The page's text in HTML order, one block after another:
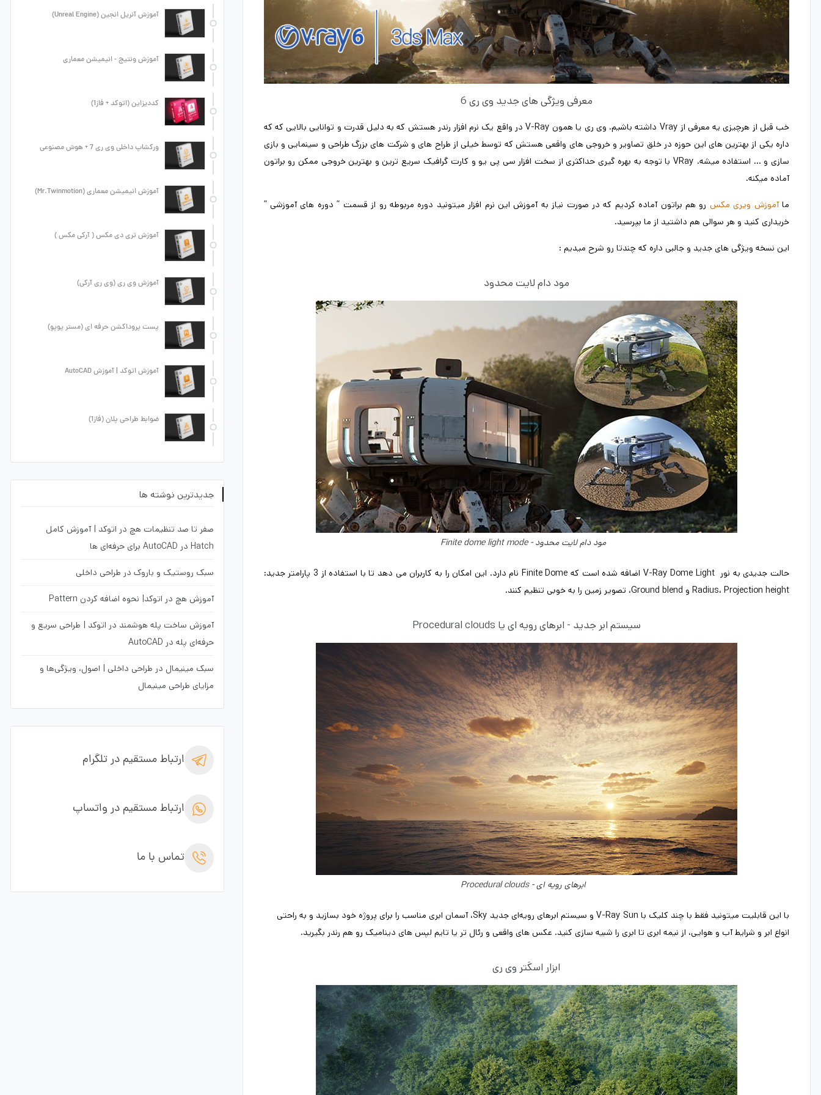
معرفی ویژگی های جدید وی ری 6
خب قبل از هرچیزی یه معرفی از Vray داشته باشیم. وی ری یا همون V-Ray در واقع یک نرم افزار رندر هستش که به دلیل قدرت و توانایی بالایی که که
داره یکی از بهترین های این حوزه در خلق تصاویر و خروجی های واقعی هستش که توسط خیلی از طراح های و شرکت های بزرگ طراحی و سینمایی و بازی
سازی و … استفاده میشه. VRay با توجه به بهره گیری حداکثری از سخت افزار سی پی یو و کارت گرافیک سریع ترین و بهترین خروجی ممکن رو براتون
آماده میکنه.
ماآموزش ویری مکس رو هم براتون آماده کردیم که در صورت نیاز به آموزش این نرم افزار میتونید دوره مربوطه رو از قسمت ” دوره های آموزشی ”
خریداری کنید و هر سوالی هم داشتید از ما بپرسید.
این نسخه ویژگی های جدید و جالبی داره که چندتا رو شرح میدیم :
مود دام لایت محدود
مود دام لایت محدود - Finite dome light mode
حالت جدیدی به نور V-Ray Dome Light اضافه شده است که Finite Dome نام دارد. این امکان را به کاربران می دهد تا با استفاده از 3 پارامتر جدید:
Radius، Projection height و Ground blend، تصویر زمین را به خوبی تنظیم کنند.
سیستم ابر جدید - ابرهای رویه ای یا Procedural clouds
ابرهای رویه ای - Procedural clouds
با این قابلیت میتونید فقط با چند کلیک با V-Ray Sun و سیستم ابرهای رویه‌ای جدید Sky، آسمان ابری مناسب را برای پروژه خود بسازید و به راحتی
انواع ابر و شرایط آب و هوایی، از نیمه ابری تا ابری را شبیه سازی کنید. عکس های واقعی و رئال تر یا تایم لپس های دینامیک رو هم رندر بگیرید.
ابزار اسکَتر وی ری
آموزش آنریل انجین (Unreal Engine)
آموزش ونتیج - انیمیشن معماری
کددیزاین (اتوکد + فاز1)
ورکشاپ داخلی وی ری 7 + هوش مصنوعی
آموزش انیمیشن معماری (Mr.Twinmotion)
آموزش تری دی مکس ( آرکی مکس )
آموزش وی ری (وی ری آرکی)
پست پروداکشن حرفه ای (مستر پوپو)
آموزش اتوکد | آموزش AutoCAD
ضوابط طراحی پلان (فاز1)
جدیدترین نوشته ها
صفر تا صد تنظیمات هچ در اتوکد | آموزش کامل
Hatch در AutoCAD برای حرفه‌ای ها
سبک روستیک و باروک در طراحی داخلی
آموزش هچ در اتوکد| نحوه اضافه کردن Pattern
آموزش ساخت پله هوشمند در اتوکد | طراحی سریع و
حرفه‌ای پله در AutoCAD
سبک مینیمال در طراحی داخلی | اصول، ویژگی‌ها و
مزایای طراحی مینیمال
ارتباط مستقیم در تلگرام
ارتباط مستقیم در واتساپ
تماس با ما